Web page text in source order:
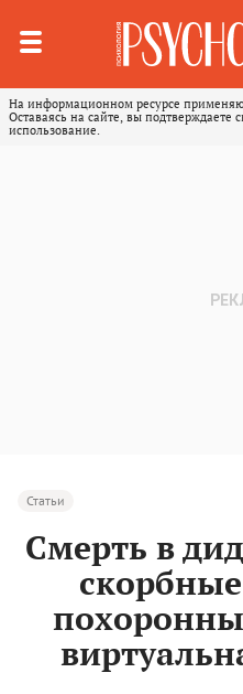
На информационном ресурсе
Оставаясь на сайте, вы подтверждаете
использование.
Статьи
Смерть в